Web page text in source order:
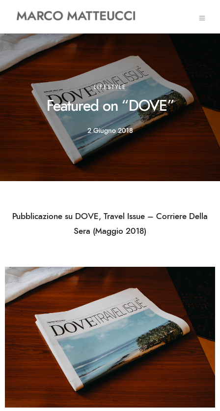
LIFESTYLE
Featured on “DOVE”
2 Giugno 2018
Pubblicazione su DOVE, Travel Issue – Corriere Della
Sera (Maggio 2018)